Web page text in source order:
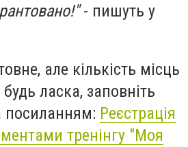
- пишуть у
але кількість місць
ласка, заповніть
посиланням: Реєстрація
тренінгу "Моя